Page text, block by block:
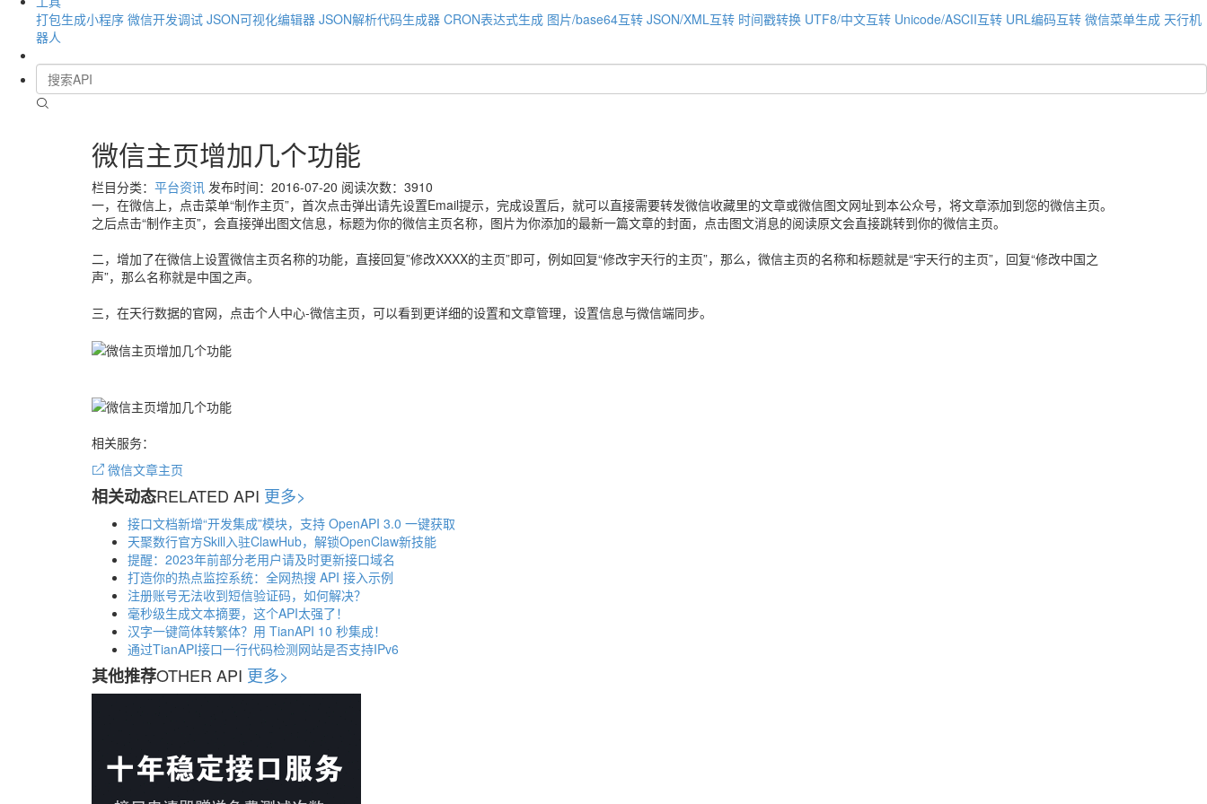
打包生成小程序 微信开发调试 JSON可视化编辑器 JSON解析代码生成器 CRON表达式生成 图片/base64互转 JSON/XML互转 时间戳转换 UTF8/中文互转 Unicode/ASCII互转 URL编码互转 微信菜单生成 天行机
器人
微信主页增加几个功能
栏目分类： 平台资讯 发布时间：2016-07-20 阅读次数：3910
一，在微信上，点击菜单“制作主页”，首次点击弹出请先设置Email提示，完成设置后，就可以直接需要转发微信收藏里的文章或微信图文网址到本公众号，将文章添加到您的微信主页。
之后点击“制作主页”，会直接弹出图文信息，标题为你的微信主页名称，图片为你添加的最新一篇文章的封面，点击图文消息的阅读原文会直接跳转到你的微信主页。
二，增加了在微信上设置微信主页名称的功能，直接回复”修改XXXX的主页”即可，例如回复“修改宇天行的主页”，那么，微信主页的名称和标题就是“宇天行的主页”，回复“修改中国之
声”，那么名称就是中国之声。
三，在天行数据的官网，点击个人中心-微信主页，可以看到更详细的设置和文章管理，设置信息与微信端同步。
相关服务：
微信文章主页
相关动态RELATED API 更多>
接口文档新增“开发集成”模块，支持 OpenAPI 3.0 一键获取
天聚数行官方Skill入驻ClawHub，解锁OpenClaw新技能
提醒：2023年前部分老用户请及时更新接口域名
打造你的热点监控系统：全网热搜 API 接入示例
注册账号无法收到短信验证码，如何解决？
毫秒级生成文本摘要，这个API太强了！
汉字一键简体转繁体？用 TianAPI 10 秒集成！
通过TianAPI接口一行代码检测网站是否支持IPv6
其他推荐OTHER API 更多>